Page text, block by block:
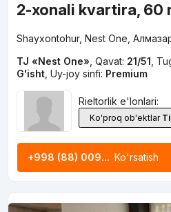
2-xonali kvartira, 60
Shayxontohur, Nest One,
TJ «Nest One» Qavat: 21/51
G'isht, Uy-joy sinfi: Premium
Rieltorlik e'lonlari:
Ko'proq ob'ektlar
+998 (88) 009... Ko'rsatish